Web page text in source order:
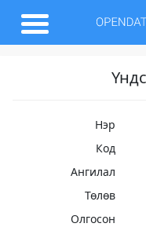
Нэр
Код
Ангилал
Төлөв
Олгосон